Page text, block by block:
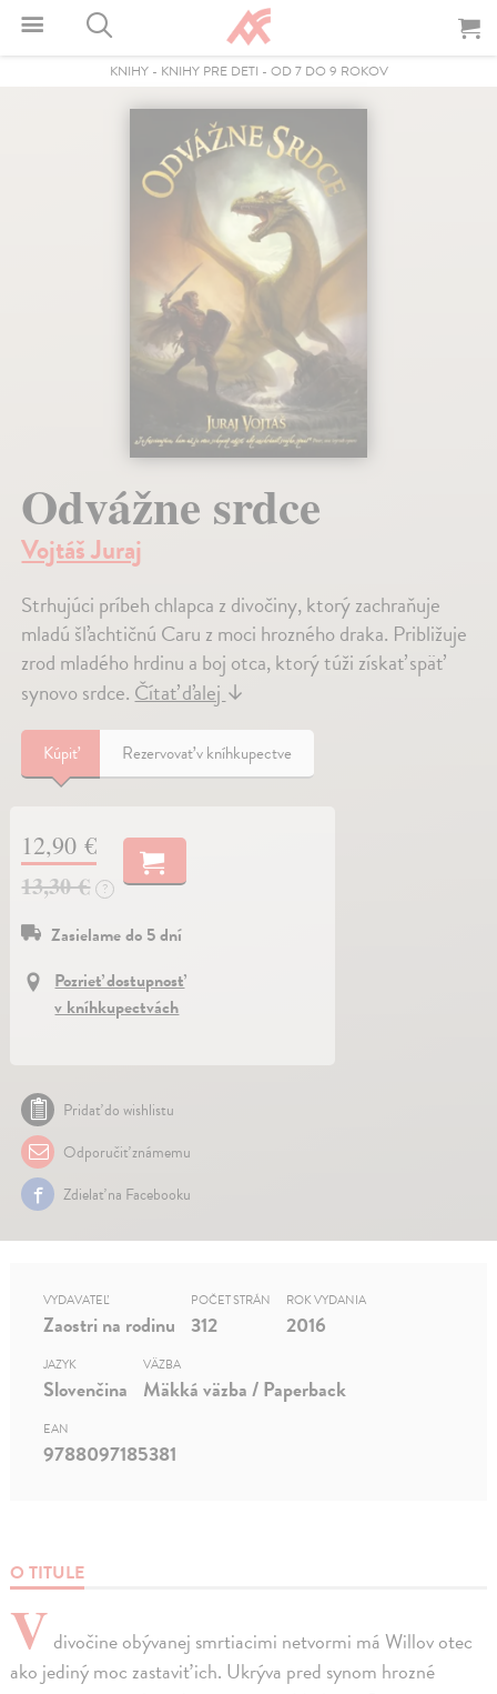
KNIHY- KNIHY PRE DETI - OD 7 DO 9 ROKOV
Odvážne srdce
Vojtáš Juraj
Strhujúci príbeh chlapca z divočiny, ktorý zachraňuje
mladú šľachtičnú Caru z moci hrozného draka. Približuje
zrod mladého hrdinu a boj otca, ktorý túži získať späť
synovo srdce. Čítať ďalej ↓
Kúpiť Rezervovať v kníhkupectve
12,90 €
13,30 €
?
Zasielame do 5 dní
Pozrieť dostupnosť
v kníhkupectvách
Pridať do wishlistu
Odporučiť známemu
Zdielať na Facebooku
O TITULE
V divočine obývanej smrtiacimi netvormi má Willov otec
ako jediný moc zastaviť ich. Ukrýva pred synom hrozné
VYDAVATEĽ
Zaostri na rodinu
POČET STRÁN
312
ROK VYDANIA
2016
JAZYK
Slovenčina
VÄZBA
Mäkká väzba / Paperback
EAN
9788097185381